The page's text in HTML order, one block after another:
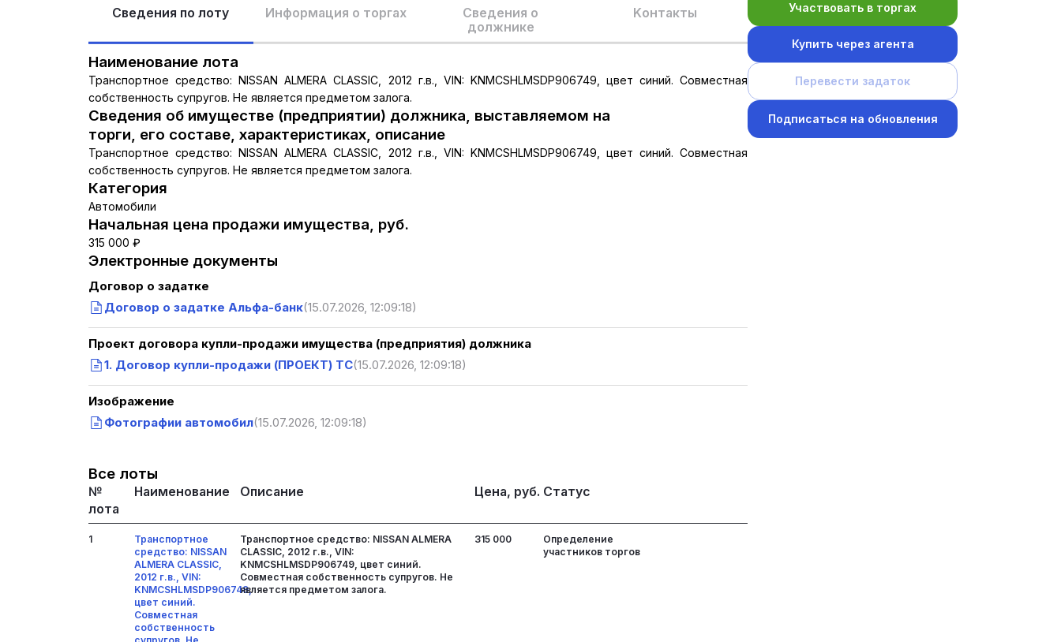
Сведения по лоту Информация о торгах
Сведения о
должнике
Kонтакты
Наименование лота
Транспортное средство: NISSAN ALMERA CLASSIC, 2012 г.в., VIN: KNMCSHLMSDP906749, цвет синий. Совместная
собственность супругов. Не является предметом залога.
Сведения об имуществе (предприятии) должника, выставляемом на
торги, его составе, характеристиках, описание
Транспортное средство: NISSAN ALMERA CLASSIC, 2012 г.в., VIN: KNMCSHLMSDP906749, цвет синий. Совместная
собственность супругов. Не является предметом залога.
Категория
Автомобили
Начальная цена продажи имущества, руб.
315 000 ₽
Электронные документы
Договор о задатке
Договор о задатке Альфа-банк(15.07.2026, 12:09:18)
Проект договора купли-продажи имущества (предприятия) должника
1. Договор купли-продажи (ПРОЕКТ) ТС(15.07.2026, 12:09:18)
Изображение
Фотографии автомобил(15.07.2026, 12:09:18)
Все лоты
№
лота
Наименование Описание Цена, руб. Статус
1
Транспортное
средство: NISSAN
ALMERA CLASSIC,
2012 г.в., VIN:
KNMCSHLMSDP906749,
цвет синий.
Совместная
собственность
Транспортное средство: NISSAN ALMERA
CLASSIC, 2012 г.в., VIN:
KNMCSHLMSDP906749, цвет синий.
Совместная собственность супругов. Не
является предметом залога.
315 000
Определение
участников торгов
Участвовать в торгах
Купить через агента
Перевести задаток
Подписаться на обновления